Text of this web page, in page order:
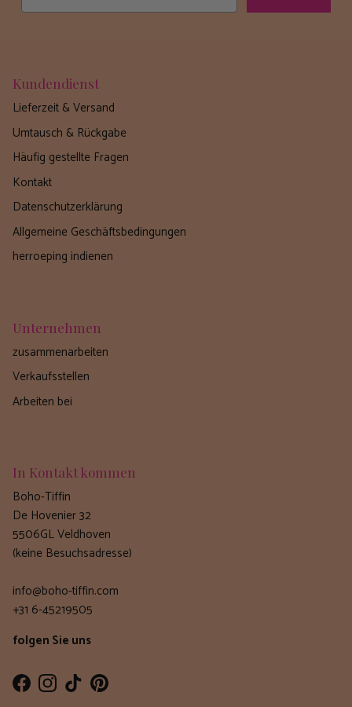
Kundendienst
Lieferzeit & Versand
Umtausch & Rückgabe
Häufig gestellte Fragen
Kontakt
Datenschutzerklärung
Allgemeine Geschäftsbedingungen
herroeping indienen
Unternehmen
zusammenarbeiten
Verkaufsstellen
Arbeiten bei
In Kontakt kommen
Boho-Tiffin
De Hovenier 32
5506GL Veldhoven
(keine Besuchsadresse)
info@boho-tiffin.com
+31 6-45219505
folgen Sie uns
FacebookInstagram
TikTokPinterest